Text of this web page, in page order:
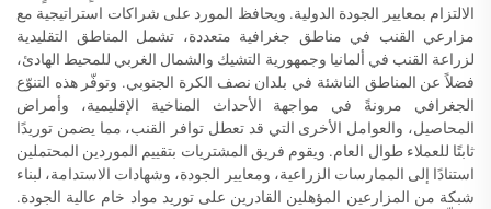
الالتزام بمعايير الجودة الدولية. ويحافظ المورد على شراكات استراتيجية مع
مزارعي القنب في مناطق جغرافية متعددة، تشمل المناطق التقليدية
لزراعة القنب في ألمانيا وجمهورية التشيك والشمال الغربي للمحيط الهادئ،
فضلاً عن المناطق الناشئة في بلدان نصف الكرة الجنوبي. وتوفّر هذه التنوّع
الجغرافي مرونةً في مواجهة الأحداث المناخية الإقليمية، وأمراض
المحاصيل، والعوامل الأخرى التي قد تعطل توافر القنب، مما يضمن توريدًا
ثابتًا للعملاء طوال العام. ويقوم فريق المشتريات بتقييم الموردين المحتملين
استنادًا إلى الممارسات الزراعية، ومعايير الجودة، وشهادات الاستدامة، لبناء
شبكة من المزارعين المؤهلين القادرين على توريد مواد خام عالية الجودة.